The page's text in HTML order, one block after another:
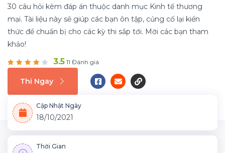
30 câu hỏi kèm đáp án thuộc danh mục Kinh tế thương
mại. Tài liệu này sẽ giúp các bạn ôn tập, củng cố lại kiến
thức để chuẩn bị cho các kỳ thi sắp tới. Mời các bạn tham
khảo!
3.5 11 Đánh giá
Thi Ngay
Cập Nhật Ngày
18/10/2021
Thời Gian